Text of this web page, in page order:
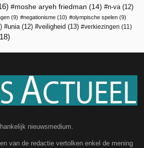
moshe aryeh friedman (14) n-va (12)
(9) negationisme (10) olympische spelen (9)
unia (12) veiligheid (13) verkiezingen (11)
nieuwsmedium.
van de redactie vertolken enkel de mening